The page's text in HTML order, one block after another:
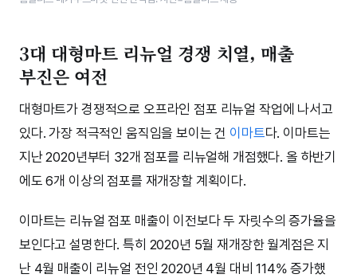
3대 대형마트 리뉴얼 경쟁 치열, 매출
부진은 여전
대형마트가 경쟁적으로 오프라인 점포 리뉴얼 작업에 나서고
있다. 가장 적극적인 움직임을 보이는 건 이마트다. 이마트는
지난 2020년부터 32개 점포를 리뉴얼해 개점했다. 올 하반기
에도 6개 이상의 점포를 재개장할 계획이다.
이마트는 리뉴얼 점포 매출이 이전보다 두 자릿수의 증가율을
보인다고 설명한다. 특히 2020년 5월 재개장한 월계점은 지
난 4월 매출이 리뉴얼 전인 2020년 4월 대비 114% 증가했